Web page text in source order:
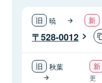
暁
528-0012
秋葉
更